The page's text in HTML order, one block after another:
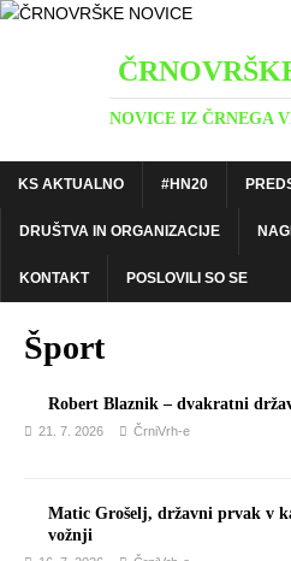
NOVICE IZ ČRNEGA
KS AKTUALNO #HN20
DRUŠTVA IN ORGANIZACIJE
KONTAKT POSLOVILI SO SE
Šport
Robert Blaznik – dvakratni
21. 7. 2026 ČrniVrh-e
Matic Grošelj, državni prvak v
vožnji